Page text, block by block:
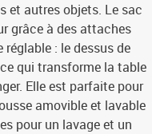
et autres objets. Le sac
grâce à des attaches
: le dessus de
qui transforme la table
Elle est parfaite pour
amovible et lavable
pour un lavage et un